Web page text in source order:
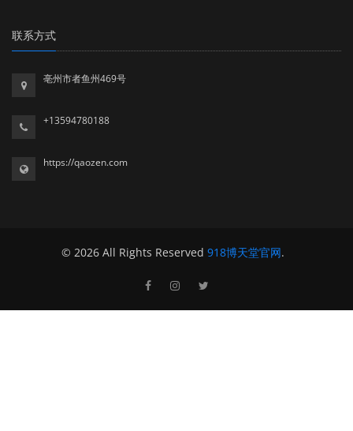
联系方式
亳州市者鱼州469号
+13594780188
https://qaozen.com
© 2026 All Rights Reserved 918博天堂官网.